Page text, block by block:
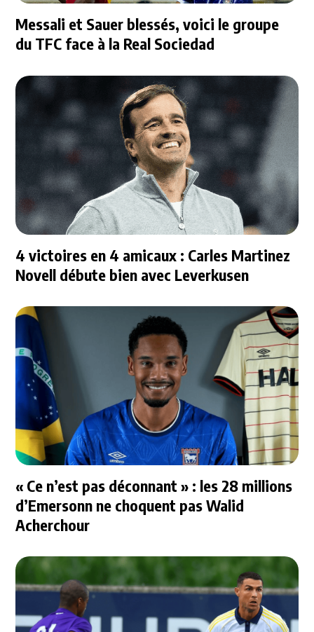
Messali et Sauer blessés, voici le groupe
du TFC face à la Real Sociedad
4 victoires en 4 amicaux : Carles Martinez
Novell débute bien avec Leverkusen
« Ce n’est pas déconnant » : les 28 millions
d’Emersonn ne choquent pas Walid
Acherchour